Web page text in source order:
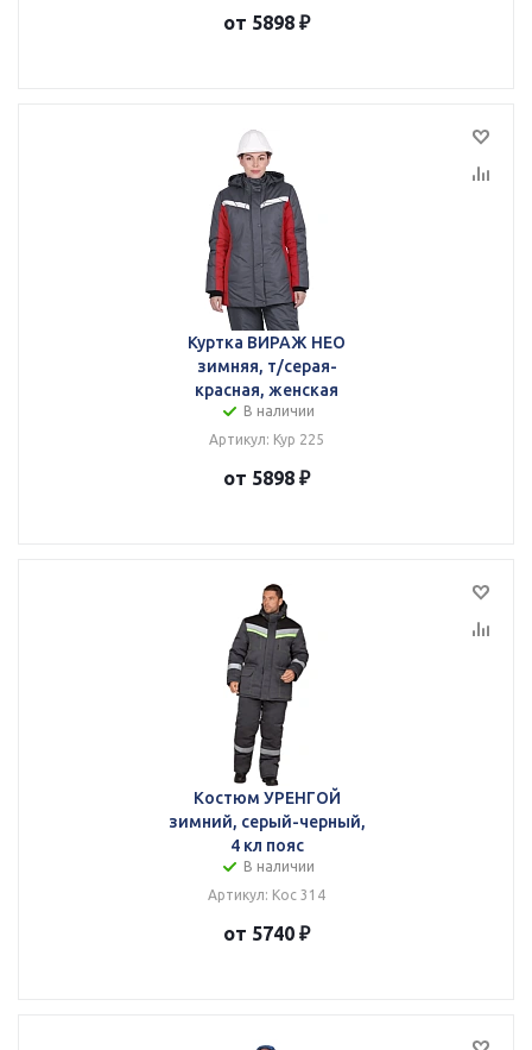
от 5898 ₽
Куртка ВИРАЖ НЕО
зимняя, т/серая-
красная, женская
В наличии
Артикул: Кур 225
от 5898 ₽
Костюм УРЕНГОЙ
зимний, серый-черный,
4 кл пояс
В наличии
Артикул: Кос 314
от 5740 ₽